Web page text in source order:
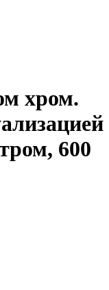
хром.
600